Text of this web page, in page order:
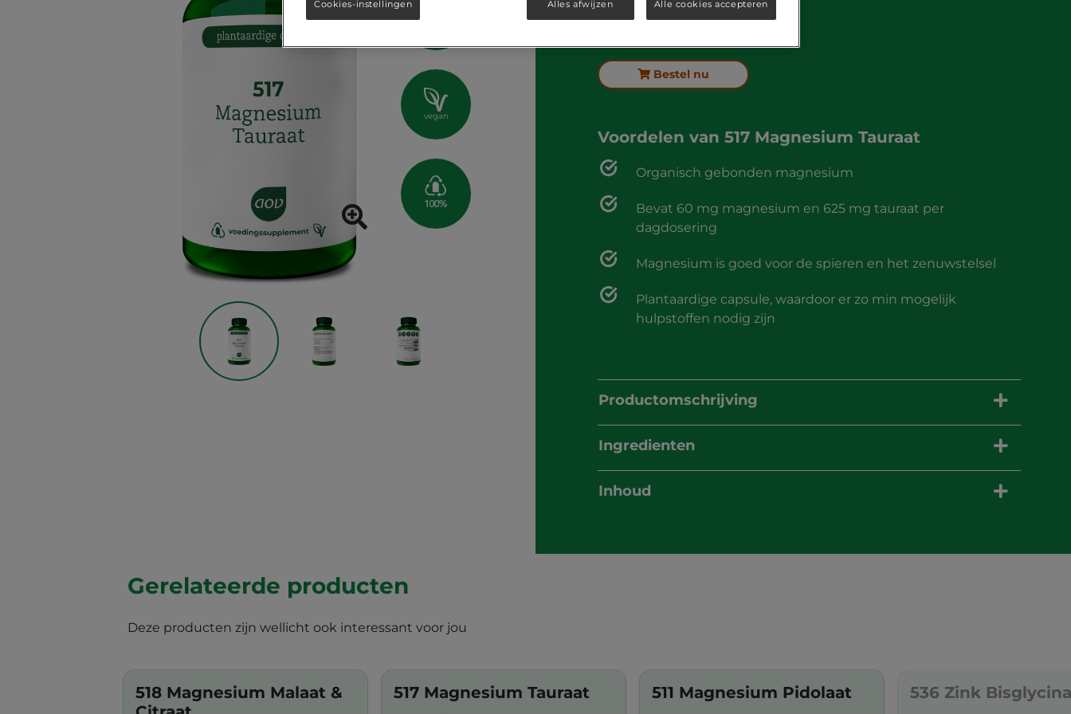
vegan
Inhoud
Bestel nu
Voordelen van 517 Magnesium Tauraat
Organisch gebonden magnesium
Bevat 60 mg magnesium en 625 mg tauraat per
dagdosering
Magnesium is goed voor de spieren en het zenuwstelsel
Plantaardige capsule, waardoor er zo min mogelijk
hulpstoffen nodig zijn
Productomschrijving
Ingredienten
Inhoud
Gerelateerde producten
Deze producten zijn wellicht ook interessant voor jou
518 Magnesium Malaat &
517 Magnesium Tauraat 511 Magnesium Pidolaat 536 Zink
Alles afwijzen Alle cookies accepteren
Cookies-instellingen